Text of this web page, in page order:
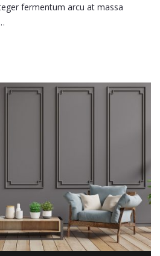
fermentum arcu at massa